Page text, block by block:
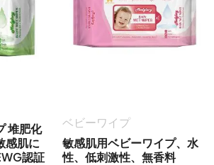
堆肥化
感肌に
認証
ベビーワイプ
敏感肌用ベビーワイプ、水
性、低刺激性、無香料